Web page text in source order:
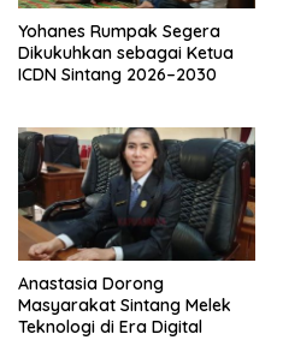
Yohanes Rumpak Segera
Dikukuhkan sebagai Ketua
ICDN Sintang 2026–2030
Anastasia Dorong
Masyarakat Sintang Melek
Teknologi di Era Digital